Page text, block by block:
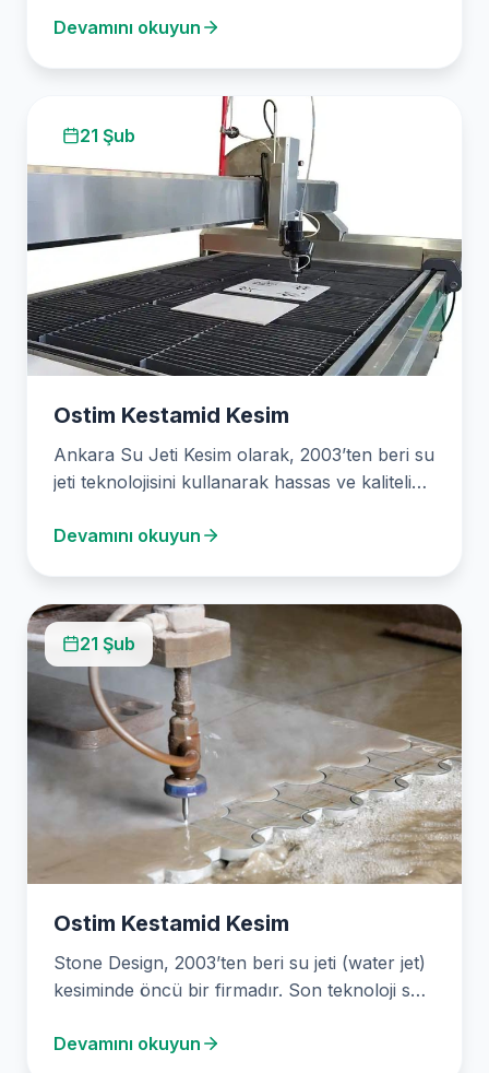
uzman…
Devamını okuyun
21 Şub
Ostim Kestamid Kesim
Ankara Su Jeti Kesim olarak, 2003’ten beri su
jeti teknolojisini kullanarak hassas ve kaliteli
Uzmanlığımız, inşaat…
Devamını okuyun
21 Şub
Ostim Kestamid Kesim
Stone Design, 2003’ten beri su jeti (water jet)
kesiminde öncü bir firmadır. Son teknoloji su
mermerden ahşaba,…
Devamını okuyun